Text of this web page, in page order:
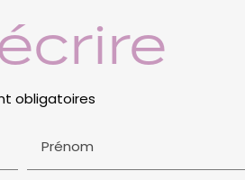
obligatoires
Prénom